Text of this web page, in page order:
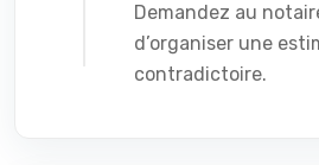
Demandez au
d’organiser une
contradictoire.